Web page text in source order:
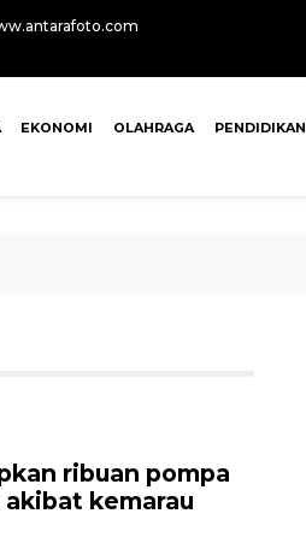
EKONOMI OLAHRAGA PENDIDIKAN
ribuan pompa
kemarau